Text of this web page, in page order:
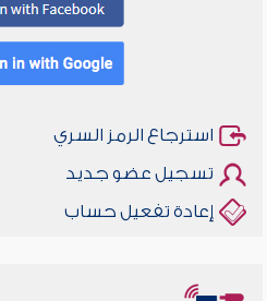
استرجاع الرمز السري
تسجيل عضو جديد
إعادة تفعيل حساب